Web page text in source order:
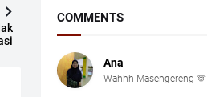
COMMENTS
Ana
Wahhh Masengereng 🫶